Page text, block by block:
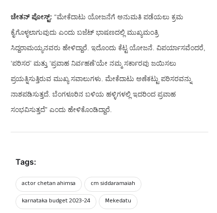
ಚೇತನ್‌ ಪೋಸ್ಟ್‌: “ಮೇಕೆದಾಟು ಯೋಜನೆಗೆ ಅನುಮತಿ ಪಡೆಯಲು ಕ್ರಮ
ಕೈಗೊಳ್ಳಲಾಗುವುದು ಎಂದು ಬಜೆಟ್ ಭಾಷಣದಲ್ಲಿ ಮುಖ್ಯಮಂತ್ರಿ
ಸಿದ್ದರಾಮಯ್ಯನವರು ಹೇಳಿದ್ದಾರೆ. ಇದೊಂದು ಕೆಟ್ಟ ಯೋಜನೆ. ವಿಪರ್ಯಾಸವೆಂದರೆ,
‘ಪರಿಸರ’ ಮತ್ತು ‘ಪ್ರವಾಹ ನಿರ್ವಹಣೆ’ಯೇ ನಮ್ಮ ಸರ್ಕಾರವು ಜಯಿಸಲು
ಪ್ರಯತ್ನಿಸುತ್ತಿರುವ ಮುಖ್ಯ ಸವಾಲುಗಳು. ಮೇಕೆದಾಟು ಅಣೆಕಟ್ಟು ಪರಿಸರವನ್ನು
ನಾಶಪಡಿಸುತ್ತದೆ. ಬೆಂಗಳೂರಿನ ಬಳಿಯ ಹಳ್ಳಿಗಳಲ್ಲಿ ಇದರಿಂದ ಪ್ರವಾಹ
ಸಂಭವಿಸುತ್ತದೆ” ಎಂದು ಹೇಳಿಕೊಂಡಿದ್ದಾರೆ.
Tags:
actor chetan ahimsa
cm siddaramaiah
karnataka budget 2023-24
Mekedatu